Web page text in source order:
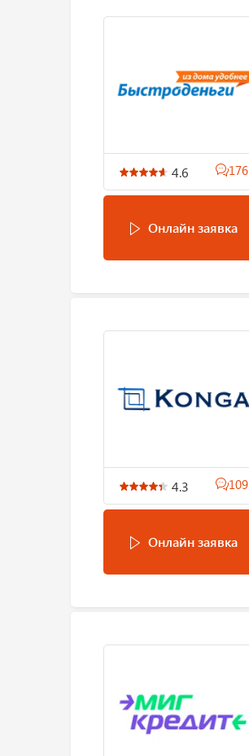
4.6 176
Онлайн заявка
4.3 109
Онлайн заявка